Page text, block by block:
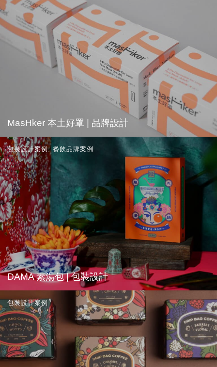
MasHker 本土好罩 | 品牌設計
DAMA 素湯包 | 包裝設計
包裝設計案例, 餐飲品牌案例
包裝設計案例